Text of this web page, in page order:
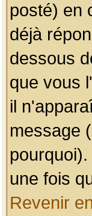
posté) en
déjà
dessous
que vous
il
message
une fois
Revenir